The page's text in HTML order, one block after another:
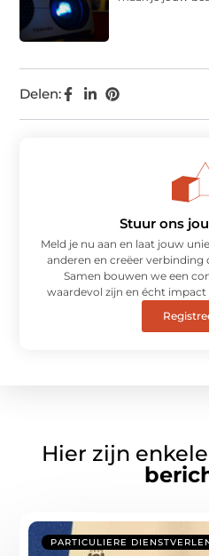
Delen:
Stuur ons
Meld je nu aan en laat jouw
anderen en creëer verbinding
Samen bouwen we een
waardevol zijn en écht impact
Hier zijn enkele
PARTICULIERE